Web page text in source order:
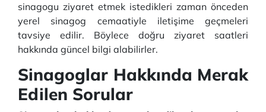
sinagogu ziyaret etmek istedikleri zaman önceden
yerel sinagog cemaatiyle iletişime geçmeleri
tavsiye edilir. Böylece doğru ziyaret saatleri
hakkında güncel bilgi alabilirler.
Sinagoglar Hakkında Merak
Edilen Sorular